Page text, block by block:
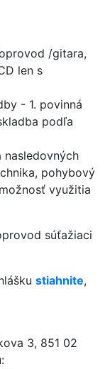
/gitara,
len s
- 1. povinná
podľa
pohybový
využitia
súťažiaci
stiahnite,
3, 851 02